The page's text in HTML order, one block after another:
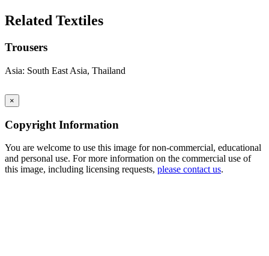
Related Textiles
Trousers
Asia: South East Asia, Thailand
×
Copyright Information
You are welcome to use this image for non-commercial, educational
and personal use. For more information on the commercial use of
this image, including licensing requests, please contact us.